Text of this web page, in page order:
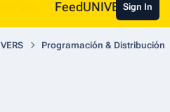
FeedUNIVERSSign In
Programación & Distribución